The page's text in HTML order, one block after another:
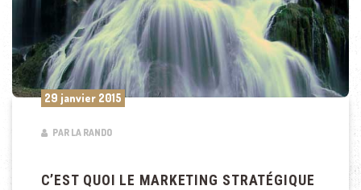
29 janvier 2015
PAR LA RANDO
C’EST QUOI LE MARKETING STRATÉGIQUE